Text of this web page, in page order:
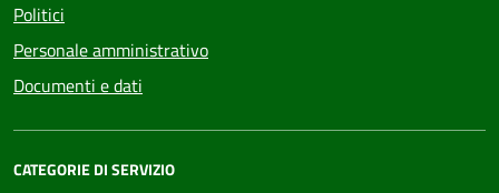
Politici
Personale amministrativo
Documenti e dati
CATEGORIE DI SERVIZIO